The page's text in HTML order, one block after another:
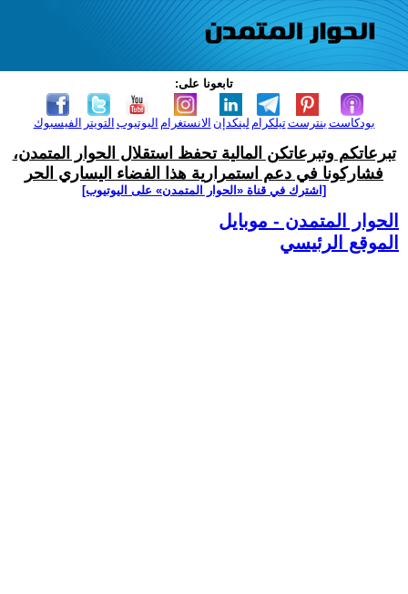
تابعونا على:
الفيسبوك التويتر اليوتيوب الانستغرام لينكدإن تيلكرامبنترست بودكاست
تبرعاتكم وتبرعاتكن المالية تحفظ استقلال الحوار المتمدن،
فشاركونا في دعم استمرارية هذا الفضاء اليساري الحر
[اشترك في قناة ‫«الحوار المتمدن» على اليوتيوب]
الحوار المتمدن - موبايل
الموقع الرئيسي